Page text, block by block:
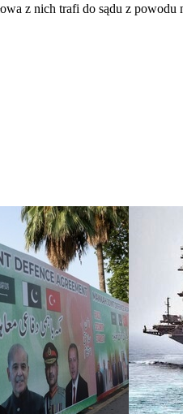
z nich trafi do sądu z powodu